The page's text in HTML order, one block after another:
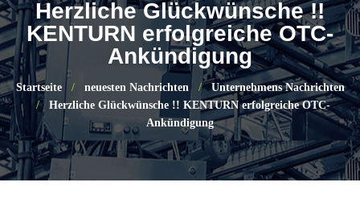
Herzliche Glückwünsche !!
KENTURN erfolgreiche OTC-
Ankündigung
Startseite neuesten Nachrichten
Unternehmens Nachrichten
Herzliche Glückwünsche !! KENTURN erfolgreiche OTC-
Ankündigung